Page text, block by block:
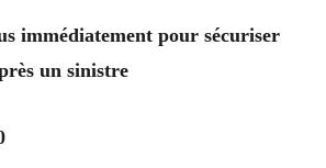
immédiatement pour sécuriser
un sinistre